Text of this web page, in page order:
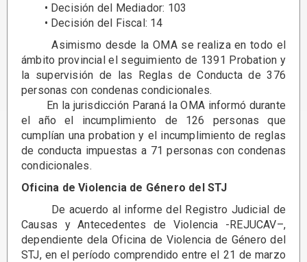
• Decisión del Mediador: 103
• Decisión del Fiscal: 14
Asimismo desde la OMA se realiza en todo el
ámbito provincial el seguimiento de 1391 Probation y
la supervisión de las Reglas de Conducta de 376
personas con condenas condicionales.
En la jurisdicción Paraná la OMA informó durante
el año el incumplimiento de 126 personas que
cumplían una probation y el incumplimiento de reglas
de conducta impuestas a 71 personas con condenas
condicionales.
Oficina de Violencia de Género del STJ
De acuerdo al informe del Registro Judicial de
Causas y Antecedentes de Violencia -REJUCAV–,
dependiente dela Oficina de Violencia de Género del
STJ, en el período comprendido entre el 21 de marzo